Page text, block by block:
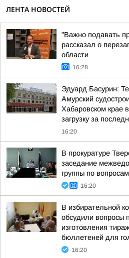
ЛЕНТА НОВОСТЕЙ
"Важно подавать
рассказал о
области
16:28
Эдуард Басурин:
Амурский
Хабаровском крае
загрузку за
16:20
В прокуратуре
заседание
группы по
16:20
В избирательной
обсудили вопросы
изготовления
бюллетеней для
16:20